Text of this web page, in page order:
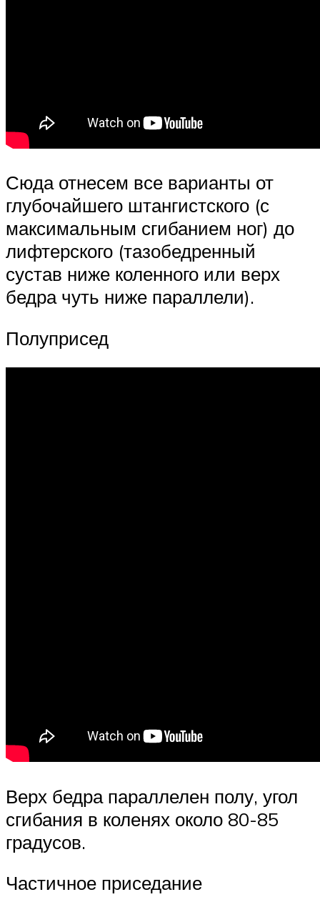
Сюда отнесем все варианты от
глубочайшего штангистского (с
максимальным сгибанием ног) до
лифтерского (тазобедренный
сустав ниже коленного или верх
бедра чуть ниже параллели).
Полуприсед
Верх бедра параллелен полу, угол
сгибания в коленях около 80-85
градусов.
Частичное приседание